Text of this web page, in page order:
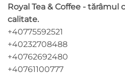
fi
alese
în
pagina
produsului.
Royal Tea & Coffee - tărâmul
calitate.
+40775592521
+40232708488
+40762692480
+40761100777